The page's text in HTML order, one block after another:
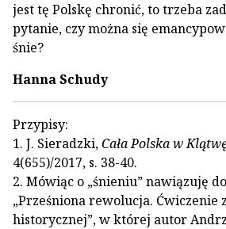
jest tę Polskę chronić, to trzeba
pytanie, czy można się
śnie?
Hanna Schudy
Przypisy:
1. J. Sieradzki,Cała Polska w
4(655)/2017, s. 38-40.
2. Mówiąc o „śnieniu” nawiązuję
„Prześniona rewolucja. Ćwiczenie
historycznej”, w której autor